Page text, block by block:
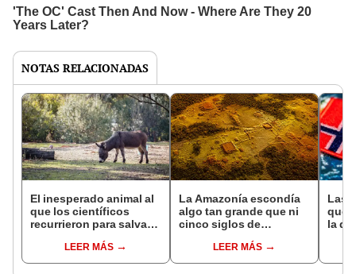
NOTAS RELACIONADAS
El inesperado animal al
que los científicos
recurrieron para salvar
reintroducción de un
asno salvaje está
LEER MÁS
La Amazonía escondía
algo tan grande que ni
cinco siglos de
encontrarlo: el hallazgo
podría cambiar todo lo
LEER MÁS
Las
que
la de